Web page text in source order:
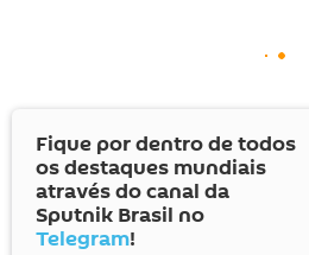
Fique por dentro de todos
os destaques mundiais
através do canal da
Sputnik Brasil no
Telegram!